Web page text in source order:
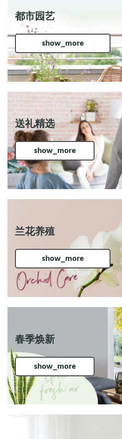
都市园艺
show_more
送礼精选
show_more
兰花养殖
show_more
春季焕新
show_more